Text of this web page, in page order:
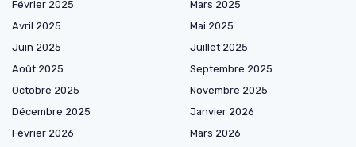
Février 2025
Mars 2025
Avril 2025
Mai 2025
Juin 2025
Juillet 2025
Août 2025
Septembre 2025
Octobre 2025
Novembre 2025
Décembre 2025
Janvier 2026
Février 2026
Mars 2026